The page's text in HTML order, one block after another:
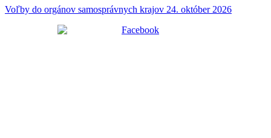
Voľby do orgánov samosprávnych krajov 24. október 2026